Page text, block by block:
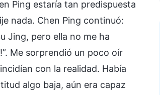
Ping estaría tan predispuesta
nada. Chen Ping continuó:
Jing, pero ella no me ha
Me sorprendió un poco oír
con la realidad. Había
algo baja, aún era capaz